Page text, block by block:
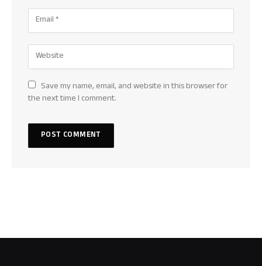
Save my name, email, and website in this browser for
the next time I comment.